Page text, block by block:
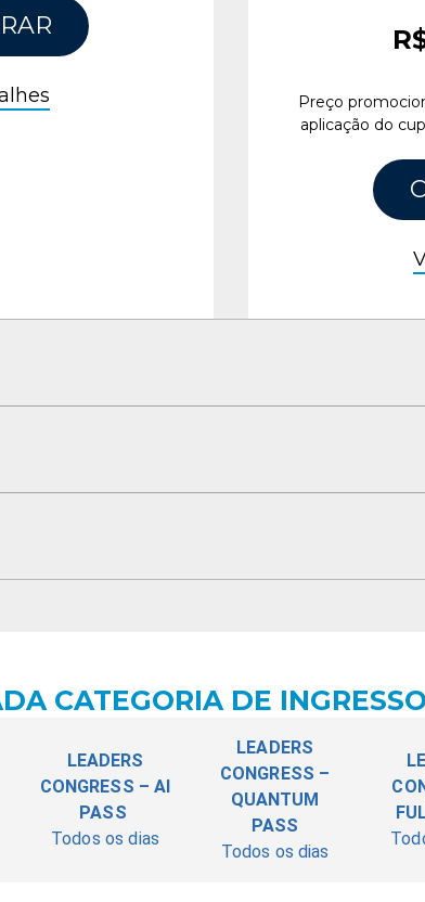
Preço
aplicação do
CATEGORIA DE INGRESSO
LEADERS
CONGRESS – AI
PASS
Todos os dias
LEADERS
CONGRESS –
QUANTUM
PASS
Todos os dias